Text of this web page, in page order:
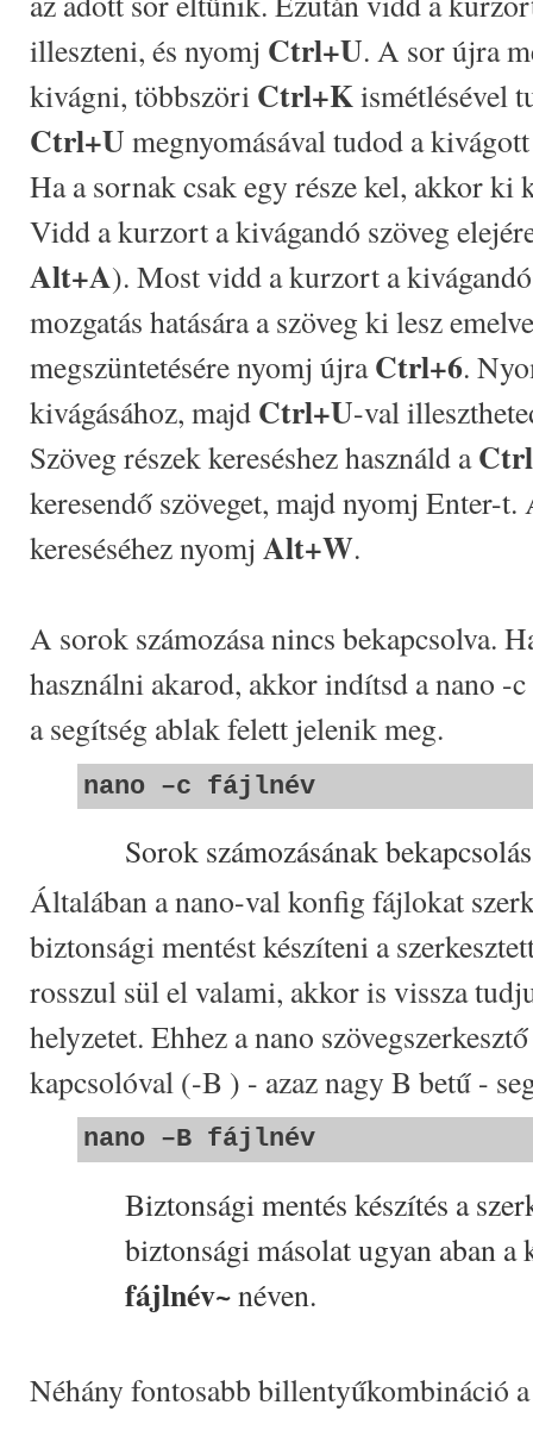
illeszteni, és nyomj Ctrl+U. A sor újra
kivágni, többszöri Ctrl+Kismétlésével
Ctrl+U megnyomásával tudod a
Ha a sornak csak egy része kel, akkor ki
Vidd a kurzort a kivágandó szöveg
Alt+A). Most vidd a kurzort a
mozgatás hatására a szöveg ki lesz
megszüntetésére nyomj újraCtrl+6.
kivágásához, majd Ctrl+U-val
Szöveg részek kereséshez használd a
keresendő szöveget, majd nyomj Enter-
kereséséhez nyomj Alt+W.
A sorok számozása nincs bekapcsolva.
használni akarod, akkor indítsd a nano -
a segítség ablak felett jelenik meg.
nano –c fájlnév
Sorok számozásának
Általában a nano-val konfig fájlokat
biztonsági mentést készíteni a
rosszul sül el valami, akkor is vissza
helyzetet. Ehhez a nano
kapcsolóval (-B ) - azaz nagy B betű -
nano –B fájlnév
Biztonsági mentés készítés a
biztonsági másolat ugyan aban a
fájlnév~néven.
Néhány fontosabb billentyűkombináció